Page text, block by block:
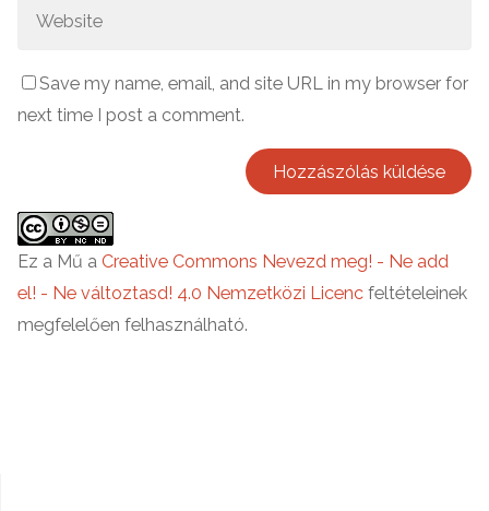
Save my name, email, and site URL in my browser for
next time I post a comment.
Ez a Mű a Creative Commons Nevezd meg! - Ne add
el! - Ne változtasd! 4.0 Nemzetközi Licenc feltételeinek
megfelelően felhasználható.